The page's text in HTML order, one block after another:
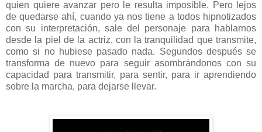
quien quiere avanzar pero le resulta imposible. Pero lejos
de quedarse ahí, cuando ya nos tiene a todos hipnotizados
con su interpretación, sale del personaje para hablarnos
desde la piel de la actriz, con la tranquilidad que transmite,
como si no hubiese pasado nada. Segundos después se
transforma de nuevo para seguir asombrándonos con su
capacidad para transmitir, para sentir, para ir aprendiendo
sobre la marcha, para dejarse llevar.